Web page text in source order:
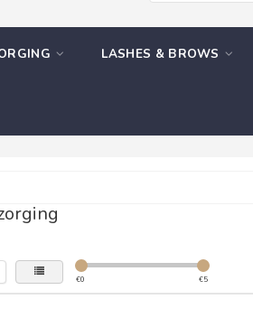
LASHES & BROWS
€0 €5